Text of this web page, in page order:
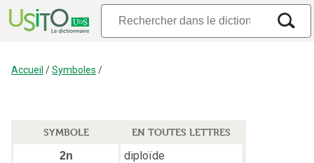
Accueil /Symboles /
SYMBOLE
EN TOUTES LETTRES
2n
diploïde